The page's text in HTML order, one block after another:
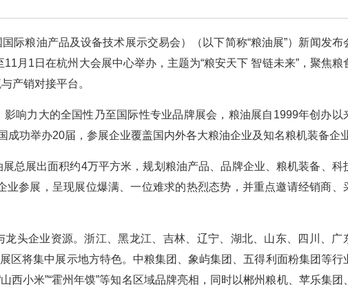
际粮油产品及设备技术展示交易会）（以下简称“粮油展”）新闻发布
月1日在杭州大会展中心举办，主题为“粮安天下 智链未来”，聚焦粮
产销对接平台。
响力大的全国性乃至国际性专业品牌展会，粮油展自1999年创办以
成功举办20届，参展企业覆盖国内外各大粮油企业及知名粮机装备企业
总展出面积约4万平方米，规划粮油产品、品牌企业、粮机装备、科
参展，呈现展位爆满、一位难求的热烈态势，并重点邀请经销商、
头企业资源。浙江、黑龙江、吉林、辽宁、湖北、山东、四川、广
区将集中展示地方特色。中粮集团、象屿集团、五得利面粉集团等行
山西小米”“霍州年馍”等知名区域品牌亮相，同时以郴州粮机、苹乐集团